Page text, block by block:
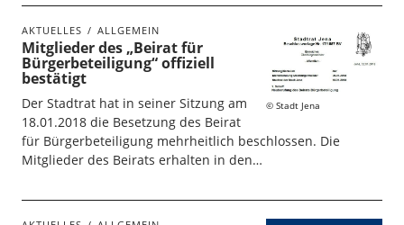
Stadt Jena
AKTUELLES ALLGEMEIN
Mitglieder des „Beirat für
Bürgerbeteiligung“ offiziell
bestätigt
Der Stadtrat hat in seiner Sitzung am
18.01.2018 die Besetzung des Beirat
für Bürgerbeteiligung mehrheitlich beschlossen. Die
Mitglieder des Beirats erhalten in den…